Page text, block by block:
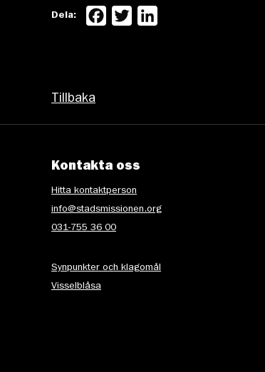
Dela: Facebook
Twitter
Tillbaka
Kontakta oss
Hitta kontaktperson
info@stadsmissionen.org
031-755 36 00
Synpunkter och klagomål
Visselblåsa